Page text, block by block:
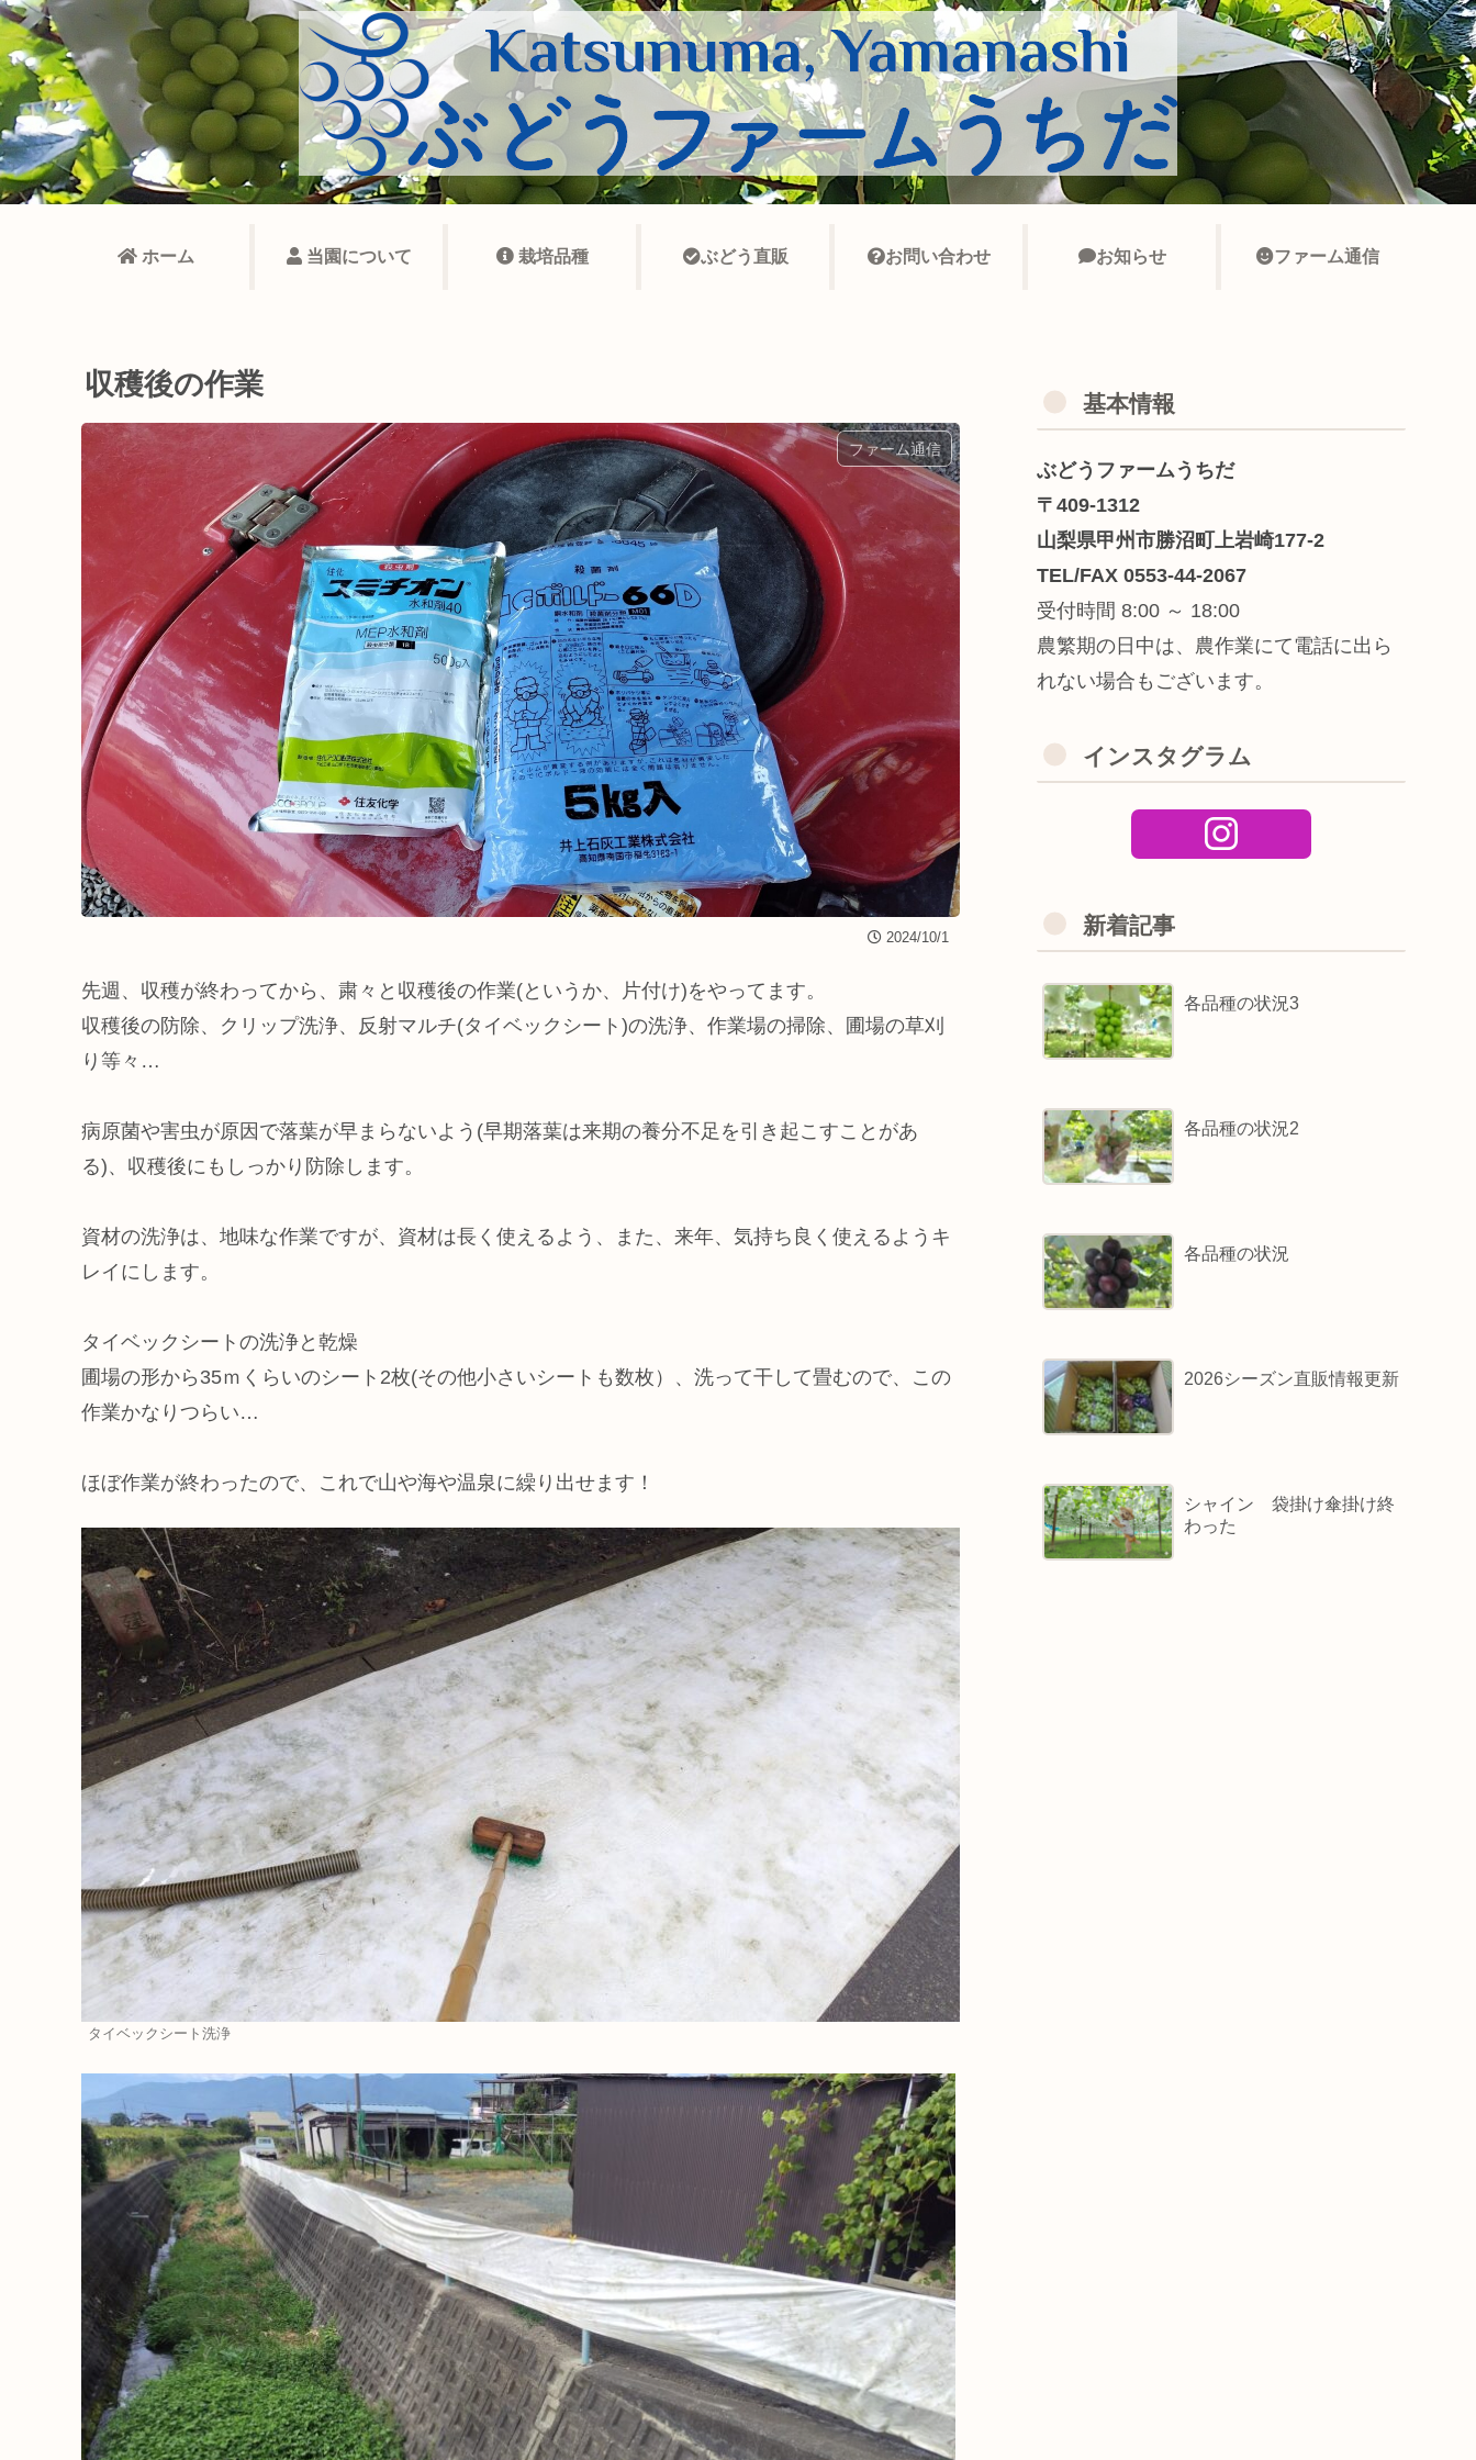
ホーム 当園について 栽培品種 ぶどう直販 お問い合わせ お知らせ ファーム通信
収穫後の作業
ファーム通信
2024/10/1
先週、収穫が終わってから、粛々と収穫後の作業(というか、片付け)をやってます。
収穫後の防除、クリップ洗浄、反射マルチ(タイベックシート)の洗浄、作業場の掃除、圃場の草刈
り等々…
病原菌や害虫が原因で落葉が早まらないよう(早期落葉は来期の養分不足を引き起こすことがあ
る)、収穫後にもしっかり防除します。
資材の洗浄は、地味な作業ですが、資材は長く使えるよう、また、来年、気持ち良く使えるようキ
レイにします。
タイベックシートの洗浄と乾燥
圃場の形から35ｍくらいのシート2枚(その他小さいシートも数枚）、洗って干して畳むので、この
作業かなりつらい…
ほぼ作業が終わったので、これで山や海や温泉に繰り出せます！
タイベックシート洗浄
基本情報
ぶどうファームうちだ
〒409-1312
山梨県甲州市勝沼町上岩崎177-2
TEL/FAX 0553-44-2067
受付時間 8:00 ～ 18:00
農繁期の日中は、農作業にて電話に出ら
れない場合もございます。
インスタグラム
新着記事
各品種の状況3
各品種の状況2
各品種の状況
2026シーズン直販情報更新
シャイン 袋掛け傘掛け終
わった